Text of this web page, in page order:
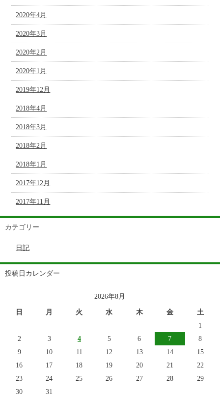
2020年4月
2020年3月
2020年2月
2020年1月
2019年12月
2018年4月
2018年3月
2018年2月
2018年1月
2017年12月
2017年11月
カテゴリー
日記
投稿日カレンダー
2026年8月
日 月 火 水 木 金
土
1
2
3 4 5 6 7
8
9
10 11 12 13 14
15
16
17 18 19 20 21
22
23
24 25 26 27 28
29
30
31